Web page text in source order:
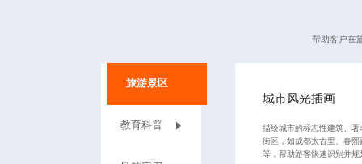
帮助客户在
‌旅游景区
教育科普
城市风光插画
描绘城市的标志性建筑、著
街区，如成都太古里、春熙
等，帮助游客快速识别并规